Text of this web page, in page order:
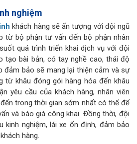
nghiệm
khách hàng sẽ ấn tượng với đội ngũ
từ bộ phận tư vấn đến bộ phận nhân
quá trình triển khai dịch vụ với đội
tạo bài bản, có tay nghề cao, thái độ
đảm bảo sẽ mang lại thiện cảm và sự
từ khâu đóng gói hàng hóa đến khâu
yêu cầu của khách hàng, nhân viên
trong thời gian sớm nhất có thể để
và báo giá công khai. Đồng thời, đội
kinh nghiệm, lái xe ổn định, đảm bảo
hàng.